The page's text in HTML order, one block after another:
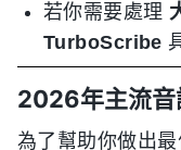
若你需要處理
TurboScribe
2026年主流音
為了幫助你做出